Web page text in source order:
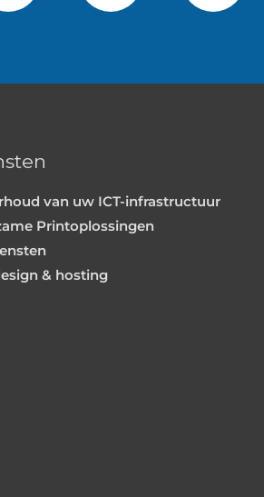
b
o
a
a
m
e
van uw ICT-infrastructuur
Printoplossingen
& hosting